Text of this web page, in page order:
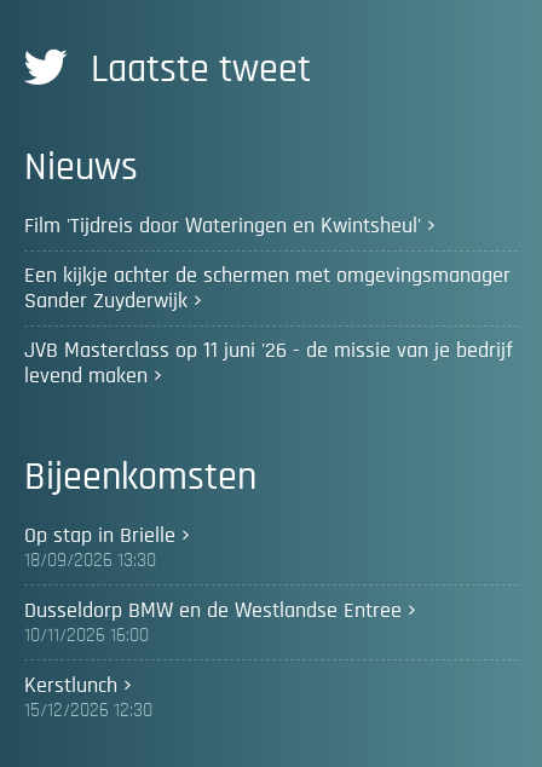
Laatste tweet
Nieuws
Film 'Tijdreis door Wateringen en Kwintsheul'
Een kijkje achter de schermen met omgevingsmanager
Sander Zuyderwijk
JVB Masterclass op 11 juni '26 - de missie van je bedrijf
levend maken
Bijeenkomsten
Op stap in Brielle
18/09/2026 13:30
Dusseldorp BMW en de Westlandse Entree
10/11/2026 16:00
Kerstlunch
15/12/2026 12:30